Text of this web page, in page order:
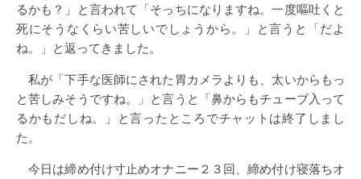
るかも？」と言われて「そっちになりますね。一度嘔吐くと
死にそうなくらい苦しいでしょうから。」と言うと「だよ
ね。」と返ってきました。
私が「下手な医師にされた胃カメラよりも、太いからもっ
と苦しみそうですね。」と言うと「鼻からもチューブ入って
るかもだしね。」と言ったところでチャットは終了しまし
た。
今日は締め付け寸止めオナニー２３回、締め付け寝落ちオ